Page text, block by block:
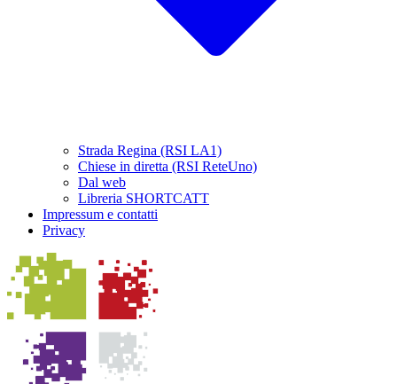
Strada Regina (RSI LA1)
Chiese in diretta (RSI ReteUno)
Dal web
Libreria SHORTCATT
Impressum e contatti
Privacy